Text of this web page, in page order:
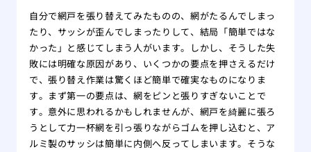
自分で網戸を張り替えてみたものの、網がたるんでしまっ
たり、サッシが歪んでしまったりして、結局「簡単ではな
かった」と感じてしまう人がいます。しかし、そうした失
敗には明確な原因があり、いくつかの要点を押さえるだけ
で、張り替え作業は驚くほど簡単で確実なものになりま
す。まず第一の要点は、網をピンと張りすぎないことで
す。意外に思われるかもしれませんが、網戸を綺麗に張ろ
うとして力一杯網を引っ張りながらゴムを押し込むと、ア
ルミ製のサッシは簡単に内側へ反ってしまいます。そうな